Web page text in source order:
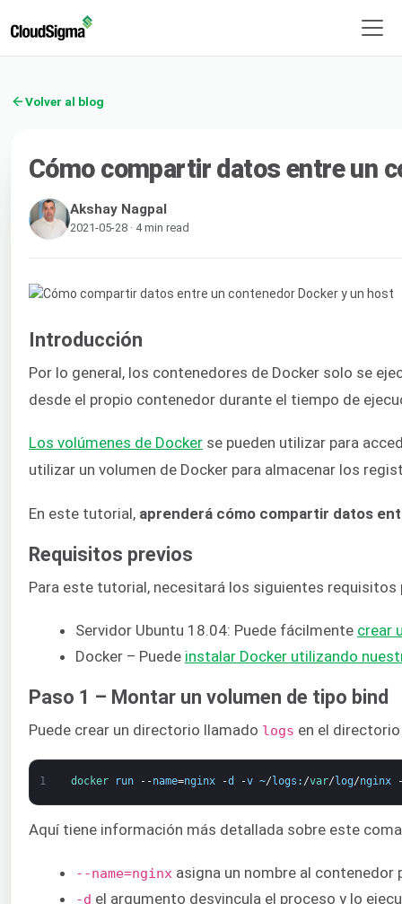
Volver al blog
Cómo compartir datos entre un
Akshay Nagpal
2021-05-28 · 4 min read
Introducción
Por lo general, los contenedores de Docker solo se
desde el propio contenedor durante el tiempo de
Los volúmenes de Docker se pueden utilizar para
utilizar un volumen de Docker para almacenar los
En este tutorial, aprenderá cómo compartir datos
Requisitos previos
Para este tutorial, necesitará los siguientes requisitos
Servidor Ubuntu 18.04: Puede fácilmente crear
Docker – Puede instalar Docker utilizando
Paso 1 – Montar un volumen de tipo bind
Puede crear un directorio llamado logs en el
1 docker run --name=nginx -d -v ~/ logs : /var/ log/nginx
Aquí tiene información más detallada sobre este
--name=nginx asigna un nombre al
-d el argumento desvincula el proceso y lo